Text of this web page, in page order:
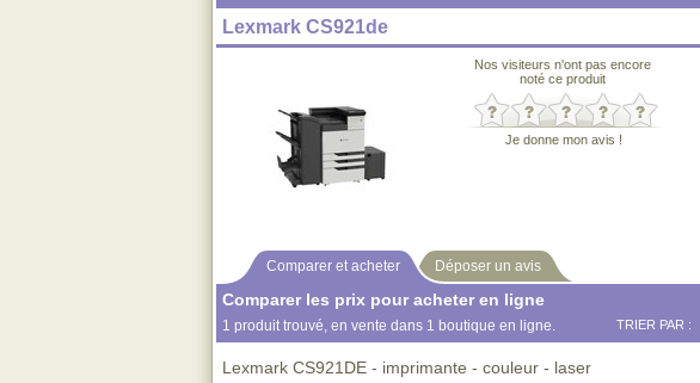
Lexmark CS921de
Nos visiteurs n'ont pas encore
noté ce produit
Je donne mon avis !
Comparer et acheter Déposer un avis
Comparer les prix pour acheter en ligne
1 produit trouvé, en vente dans 1 boutique en ligne. TRIER PAR :
Lexmark CS921DE - imprimante - couleur - laser